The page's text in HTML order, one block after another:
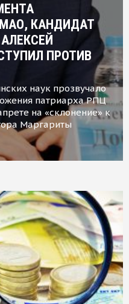
КАНДИДАТ
ПРОТИВ
наук прозвучало
патриарха РПЦ
на «склонение» к
Маргариты